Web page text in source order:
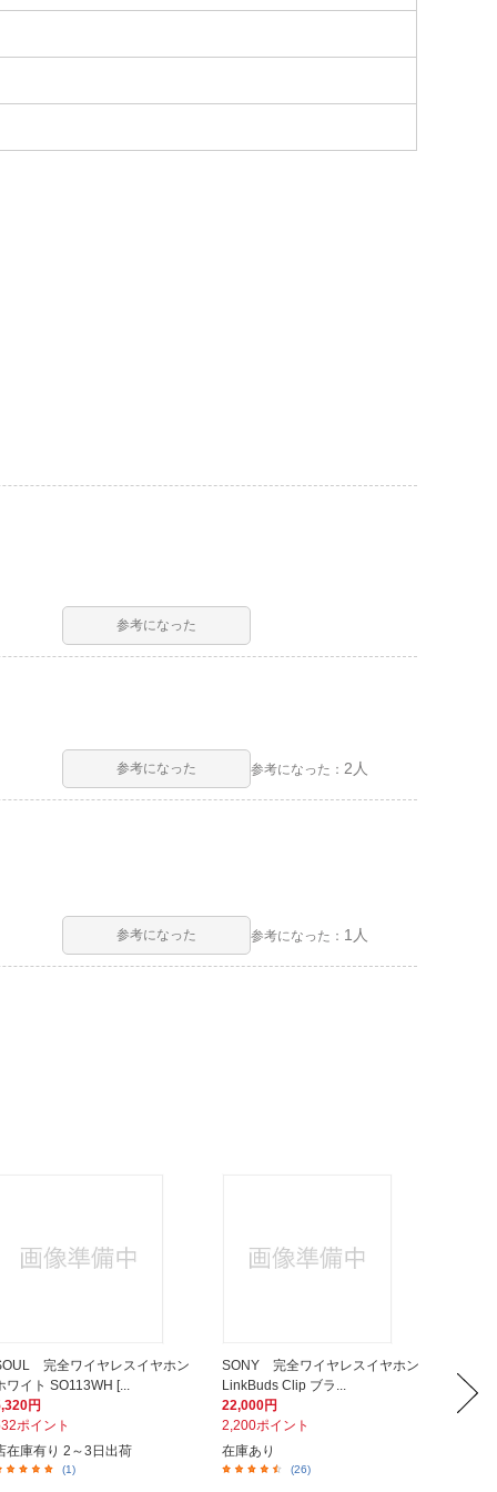
参考になった
参考になった 参考になった：2人
参考になった 参考になった： 1人
完全ワイヤレスイヤホン
ワイト SO113WH [...
円
ポイント
在庫有り 2～3日出荷
(1)
SONY 完全ワイヤレスイヤホン
LinkBuds Clip ブラ...
22,000円
2,200ポイント
在庫あり
(26)
22,000